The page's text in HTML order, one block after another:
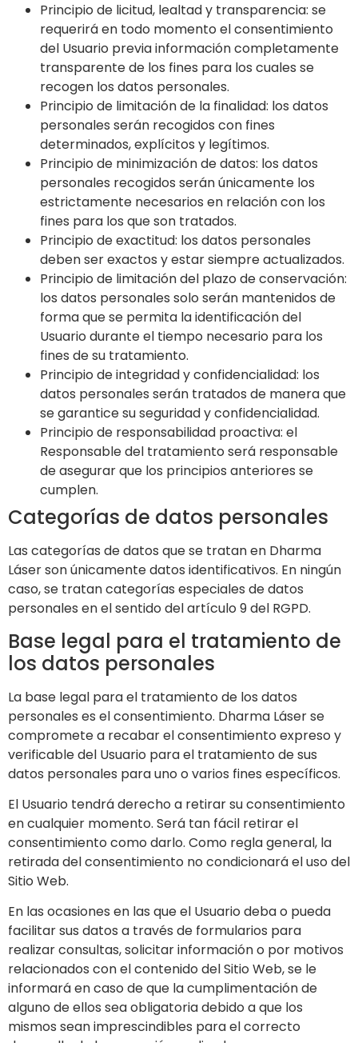
Principio de licitud, lealtad y transparencia: se
requerirá en todo momento el consentimiento
del Usuario previa información completamente
transparente de los fines para los cuales se
recogen los datos personales.
Principio de limitación de la finalidad: los datos
personales serán recogidos con fines
determinados, explícitos y legítimos.
Principio de minimización de datos: los datos
personales recogidos serán únicamente los
estrictamente necesarios en relación con los
fines para los que son tratados.
Principio de exactitud: los datos personales
deben ser exactos y estar siempre actualizados.
Principio de limitación del plazo de conservación:
los datos personales solo serán mantenidos de
forma que se permita la identificación del
Usuario durante el tiempo necesario para los
fines de su tratamiento.
Principio de integridad y confidencialidad: los
datos personales serán tratados de manera que
se garantice su seguridad y confidencialidad.
Principio de responsabilidad proactiva: el
Responsable del tratamiento será responsable
de asegurar que los principios anteriores se
cumplen.
Categorías de datos personales
Las categorías de datos que se tratan en Dharma
Láserson únicamente datos identificativos. En ningún
caso, se tratan categorías especiales de datos
personales en el sentido del artículo 9 del RGPD.
Base legal para el tratamiento de
los datos personales
La base legal para el tratamiento de los datos
personales es el consentimiento. Dharma Láserse
compromete a recabar el consentimiento expreso y
verificable del Usuario para el tratamiento de sus
datos personales para uno o varios fines específicos.
El Usuario tendrá derecho a retirar su consentimiento
en cualquier momento. Será tan fácil retirar el
consentimiento como darlo. Como regla general, la
retirada del consentimiento no condicionará el uso del
Sitio Web.
En las ocasiones en las que el Usuario deba o pueda
facilitar sus datos a través de formularios para
realizar consultas, solicitar información o por motivos
relacionados con el contenido del Sitio Web, se le
informará en caso de que la cumplimentación de
alguno de ellos sea obligatoria debido a que los
mismos sean imprescindibles para el correcto